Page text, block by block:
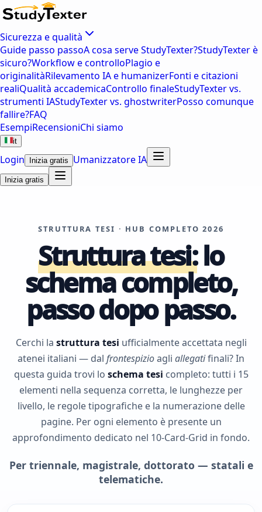
Sicurezza e qualità
Guide passo passoA cosa serve StudyTexter?StudyTexter è
sicuro?Workflow e controlloPlagio e
originalitàRilevamento IA e humanizerFonti e citazioni
realiQualità accademicaControllo finaleStudyTexter vs.
strumenti IAStudyTexter vs. ghostwriterPosso comunque
fallire?FAQ
EsempiRecensioniChi siamo
it
Login Inizia gratis Umanizzatore IA
Inizia gratis
STRUTTURA TESI · HUB COMPLETO 2026
Struttura tesi:lo
schema completo,
passo dopo passo.
Cerchi la struttura tesi ufficialmente accettata negli
atenei italiani — dal frontespizioagli allegatifinali? In
questa guida trovi lo schema tesi completo: tutti i 15
elementi nella sequenza corretta, le lunghezze per
livello, le regole tipografiche e la numerazione delle
pagine. Per ogni elemento è presente un
approfondimento dedicato nel 10-Card-Grid in fondo.
Per triennale, magistrale, dottorato — statali e
telematiche.